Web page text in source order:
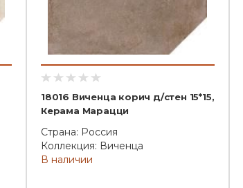
18016 Виченца корич д/стен 15*15,
Керама Марацци
Страна: Россия
Коллекция: Виченца
В наличии